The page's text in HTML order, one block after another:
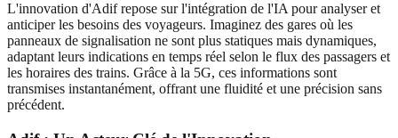
L'innovation d'Adif repose sur l'intégration de l'IA pour analyser et
anticiper les besoins des voyageurs. Imaginez des gares où les
panneaux de signalisation ne sont plus statiques mais dynamiques,
adaptant leurs indications en temps réel selon le flux des passagers et
les horaires des trains. Grâce à la 5G, ces informations sont
transmises instantanément, offrant une fluidité et une précision sans
précédent.